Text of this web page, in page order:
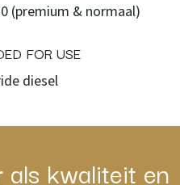
(premium & normaal)
FOR USE
diesel
kwaliteit en